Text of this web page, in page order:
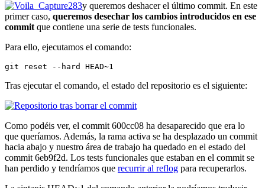
y queremos deshacer el último commit. En este
primer caso, queremos desechar los cambios introducidos en ese
commit que contiene una serie de tests funcionales.
Para ello, ejecutamos el comando:
git reset --hard HEAD~1
Tras ejecutar el comando, el estado del repositorio es el siguiente:
Como podéis ver, el commit 600cc08 ha desaparecido que era lo
que queríamos. Además, la rama activa se ha desplazado un commit
hacia abajo y nuestro área de trabajo ha quedado en el estado del
commit 6eb9f2d. Los tests funcionales que estaban en el commit se
han perdido y tendríamos que recurrir al reflog para recuperarlos.